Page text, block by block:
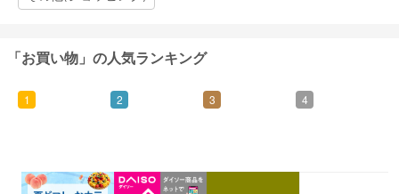
「お買い物」の人気ランキング
1
0.46%還元
2
1.5%還元
3 4